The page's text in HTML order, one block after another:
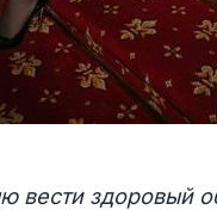
вести здоровый